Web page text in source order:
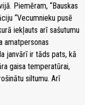
Piemēram, “Bauskas
“Vecumnieku pusē
iekļauts arī sašutumu
amatpersonas
janvārī ir tāds pats, kā
gaisa temperatūrai,
siltumu. Arī